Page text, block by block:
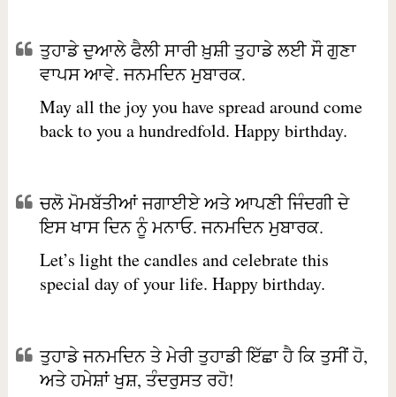
ਤੁਹਾਡੇ ਦੁਆਲੇ ਫੈਲੀ ਸਾਰੀ ਖ਼ੁਸ਼ੀ ਤੁਹਾਡੇ ਲਈ ਸੌ ਗੁਣਾ
ਵਾਪਸ ਆਵੇ. ਜਨਮਦਿਨ ਮੁਬਾਰਕ.
May all the joy you have spread around come
back to you a hundredfold. Happy birthday.
ਚਲੋ ਮੋਮਬੱਤੀਆਂ ਜਗਾਈਏ ਅਤੇ ਆਪਣੀ ਜਿੰਦਗੀ ਦੇ
ਇਸ ਖਾਸ ਦਿਨ ਨੂੰ ਮਨਾਓ. ਜਨਮਦਿਨ ਮੁਬਾਰਕ.
Let’s light the candles and celebrate this
special day of your life. Happy birthday.
ਤੁਹਾਡੇ ਜਨਮਦਿਨ ਤੇ ਮੇਰੀ ਤੁਹਾਡੀ ਇੱਛਾ ਹੈ ਕਿ ਤੁਸੀਂ ਹੋ,
ਅਤੇ ਹਮੇਸ਼ਾਂ ਖੁਸ਼, ਤੰਦਰੁਸਤ ਰਹੋ!